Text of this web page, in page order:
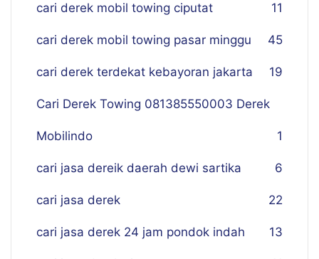
cari derek mobil towing ciputat 11
cari derek mobil towing pasar minggu 45
cari derek terdekat kebayoran jakarta 19
Cari Derek Towing 081385550003 Derek
Mobilindo 1
cari jasa dereik daerah dewi sartika 6
cari jasa derek 22
cari jasa derek 24 jam pondok indah 13